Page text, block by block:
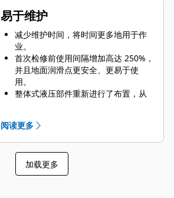
易于维护
减少维护时间，将时间更多地用于作
业。
首次检修前使用间隔增加高达 250%，
并且地面润滑点更安全、更易于使
用。
整体式液压部件重新进行了布置，从
度，因此可以将更多时间用于搬运物
料。
提供选配油缸护罩，可保护液压软管
免遭物料损坏。
使用安装支架辅助以保持安全的工作
阅读更多
加载更多